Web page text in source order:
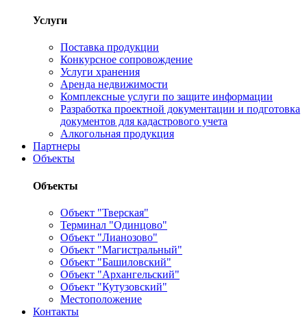
Услуги
Поставка продукции
Конкурсное сопровождение
Услуги хранения
Аренда недвижимости
Комплексные услуги по защите информации
Разработка проектной документации и подготовка
документов для кадастрового учета
Алкогольная продукция
Партнеры
Объекты
Объекты
Объект "Тверская"
Терминал "Одинцово"
Объект "Лианозово"
Объект "Магистральный"
Объект "Башиловский"
Объект "Архангельский"
Объект "Кутузовский"
Местоположение
Контакты